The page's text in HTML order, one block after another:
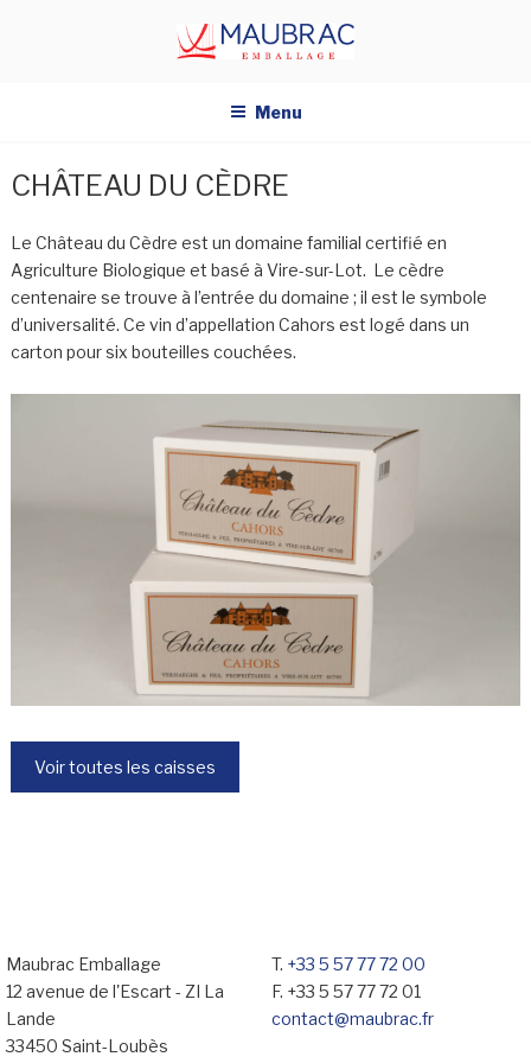
Menu
CHÂTEAU DU CÈDRE
Le Château du Cèdre est un domaine familial certifié en
Agriculture Biologique et basé à Vire-sur-Lot. Le cèdre
centenaire se trouve à l’entrée du domaine ; il est le symbole
d’universalité. Ce vin d’appellation Cahors est logé dans un
carton pour six bouteilles couchées.
Voir toutes les caisses
Maubrac Emballage
12 avenue de l'Escart - ZI La
Lande
33450 Saint-Loubès
T. +33 5 57 77 72 00
F. +33 5 57 77 72 01
contact@maubrac.fr